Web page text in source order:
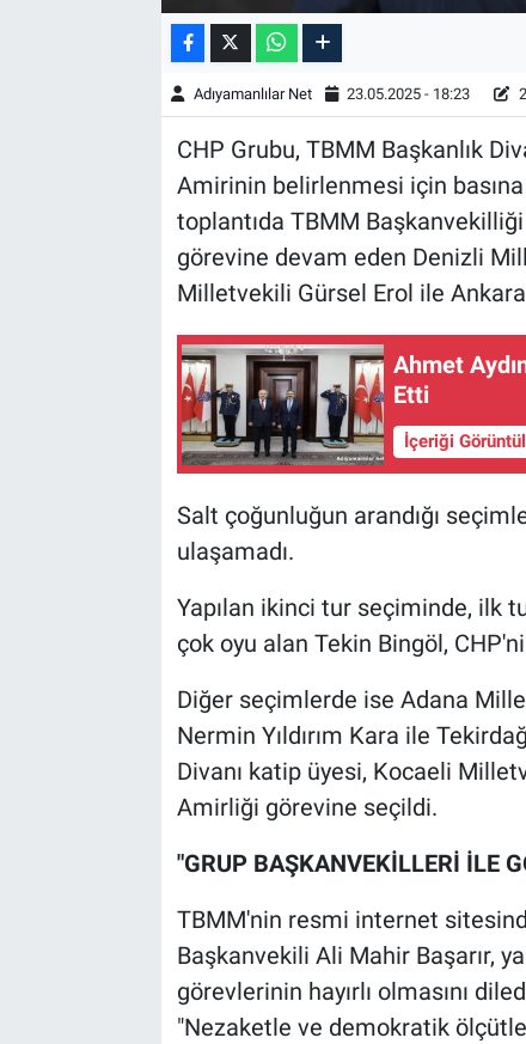
Adıyamanlılar Net 23.05.2025 - 18:23
CHP Grubu, TBMM Başkanlık
Amirinin belirlenmesi için basına
toplantıda TBMM
görevine devam eden Denizli
Milletvekili Gürsel Erol ile
Ahmet
Etti
İçeriği
Salt çoğunluğun arandığı
ulaşamadı.
Yapılan ikinci tur seçiminde, ilk
çok oyu alan Tekin Bingöl,
Diğer seçimlerde ise Adana
Nermin Yıldırım Kara ile
Divanı katip üyesi, Kocaeli
Amirliği görevine seçildi.
"GRUP BAŞKANVEKİLLERİ İLE
TBMM'nin resmi internet
Başkanvekili Ali Mahir Başarır,
görevlerinin hayırlı olmasını
"Nezaketle ve demokratik
Şambayat Haber